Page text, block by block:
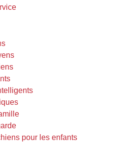
pour les enfants